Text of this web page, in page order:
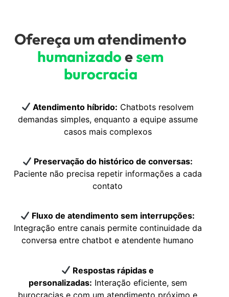
Ofereça um atendimento
humanizadoesem
burocracia
Atendimento híbrido: Chatbots resolvem
demandas simples, enquanto a equipe assume
casos mais complexos
Preservação do histórico de conversas:
Paciente não precisa repetir informações a cada
contato
Fluxo de atendimento sem interrupções:
Integração entre canais permite continuidade da
conversa entre chatbot e atendente humano
Respostas rápidas e
personalizadas: Interação eficiente, sem
burocracias e com um atendimento próximo e